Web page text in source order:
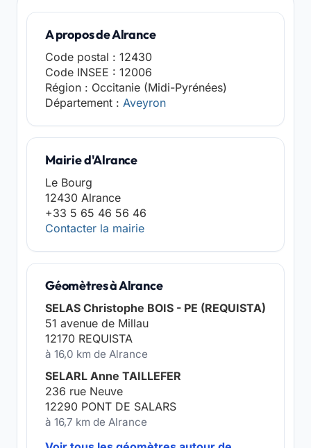
A propos de Alrance
Code postal : 12430
Code INSEE : 12006
Région : Occitanie (Midi-Pyrénées)
Département : Aveyron
Mairie d'Alrance
Le Bourg
12430 Alrance
+33 5 65 46 56 46
Contacter la mairie
Géomètres à Alrance
SELAS Christophe BOIS - PE (REQUISTA)
51 avenue de Millau
12170 REQUISTA
à 16,0 km de Alrance
SELARL Anne TAILLEFER
236 rue Neuve
12290 PONT DE SALARS
à 16,7 km de Alrance